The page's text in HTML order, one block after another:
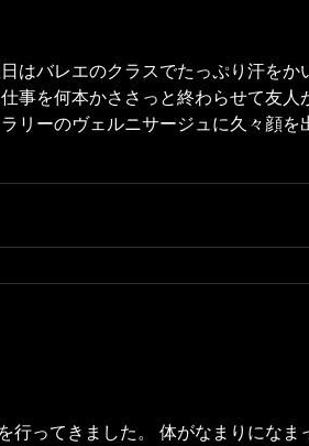
はバレエのクラスでたっぷり汗をか
事を何本かささっと終わらせて友人
リーのヴェルニサージュに久々顔を
なる、そんな作品なのです。...
行ってきました。 体がなまりになま